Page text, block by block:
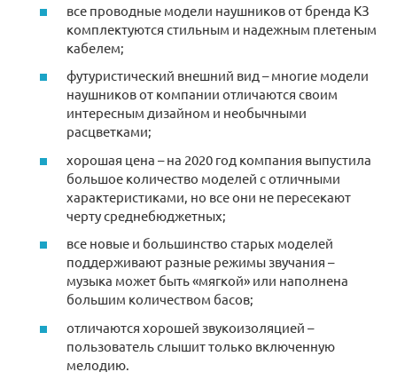
все проводные модели наушников от бренда КЗ
комплектуются стильным и надежным плетеным
кабелем;
футуристический внешний вид – многие модели
наушников от компании отличаются своим
интересным дизайном и необычными
расцветками;
хорошая цена – на 2020 год компания выпустила
большое количество моделей с отличными
характеристиками, но все они не пересекают
черту среднебюджетных;
все новые и большинство старых моделей
поддерживают разные режимы звучания –
музыка может быть «мягкой» или наполнена
большим количеством басов;
отличаются хорошей звукоизоляцией –
пользователь слышит только включенную
мелодию.